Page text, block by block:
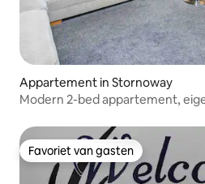
Appartement in Stornoway
Modern 2-bed appartement,
Favoriet van gasten
Favoriet van gasten